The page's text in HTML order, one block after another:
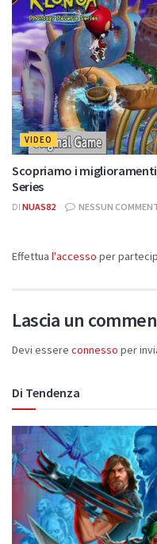
VIDEO
Scopriamo i
Series
DI NUAS82 NESSUN
Effettua l'accesso per
Lascia un
Devi essere connesso per
Di Tendenza